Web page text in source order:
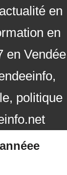
en
en
en Vendée
politique